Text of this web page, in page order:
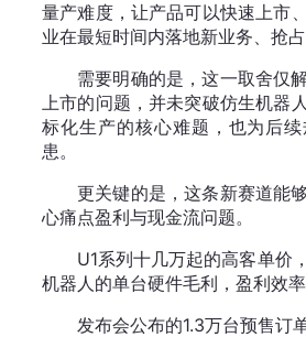
量产难度，让产品可以快速上市
业在最短时间内落地新业务、抢占
需要明确的是，这一取舍仅
上市的问题，并未突破仿生机器
标化生产的核心难题，也为后
患。
更关键的是，这条新赛道能
心痛点盈利与现金流问题。
U1系列十几万起的高客单价
机器人的单台硬件毛利，盈利效率
发布会公布的1.3万台预售订